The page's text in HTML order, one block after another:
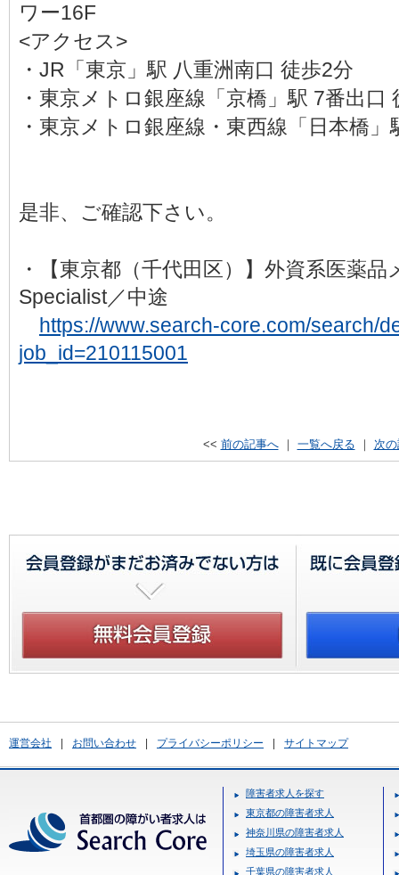
ワー16F
<アクセス>
・JR「東京」駅 八重洲南口 徒歩2分
・東京メトロ銀座線「京橋」駅 7番出口
・東京メトロ銀座線・東西線「日本橋
是非、ご確認下さい。
・【東京都（千代田区）】外資系医薬
Specialist／中途
https://www.search-core.com/search/
job_id=210115001
<< 前の記事へ｜ 一覧へ戻る ｜ 次
運営会社 お問い合わせ プライバシーポリシー サイトマップ
障害者求人を探す
東京都の障害者求人
神奈川県の障害者求人
埼玉県の障害者求人
千葉県の障害者求人